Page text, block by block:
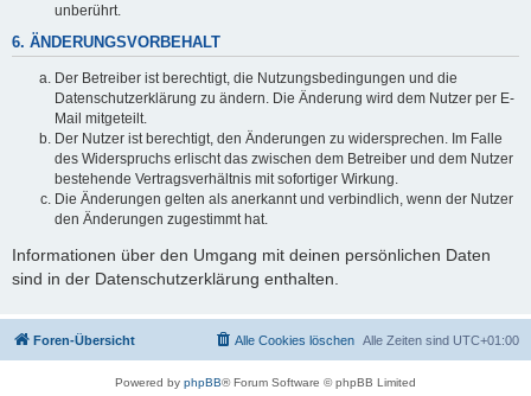
unberührt.
6. ÄNDERUNGSVORBEHALT
Der Betreiber ist berechtigt, die Nutzungsbedingungen und die
Datenschutzerklärung zu ändern. Die Änderung wird dem Nutzer per E-
Mail mitgeteilt.
Der Nutzer ist berechtigt, den Änderungen zu widersprechen. Im Falle
des Widerspruchs erlischt das zwischen dem Betreiber und dem Nutzer
bestehende Vertragsverhältnis mit sofortiger Wirkung.
Die Änderungen gelten als anerkannt und verbindlich, wenn der Nutzer
den Änderungen zugestimmt hat.
Informationen über den Umgang mit deinen persönlichen Daten
sind in der Datenschutzerklärung enthalten.
Foren-Übersicht Alle Zeiten sind UTC+01:00
Alle Cookies löschen
Powered by phpBB® Forum Software © phpBB Limited